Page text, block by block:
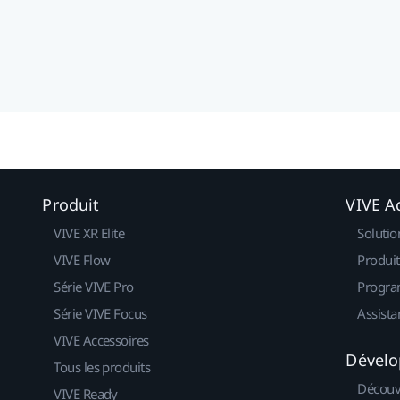
Produit
VIVE XR Elite
VIVE Flow
Série VIVE Pro
Série VIVE Focus
VIVE Accessoires
Tous les produits
VIVE Ready
VIVE